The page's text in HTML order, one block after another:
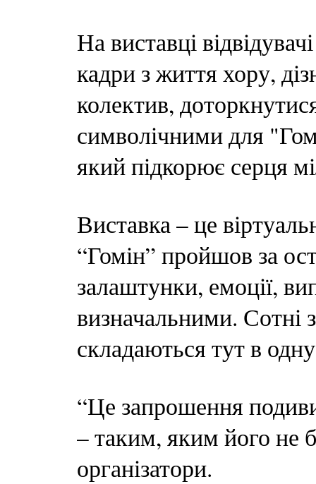
На виставці
кадри з життя хору,
колектив,
символічними для
який підкорює серця
Виставка – це
“Гомін” пройшов за
залаштунки, емоції,
визначальними. Сотні
складаються тут в
“Це запрошення
– таким, яким його не
організатори.